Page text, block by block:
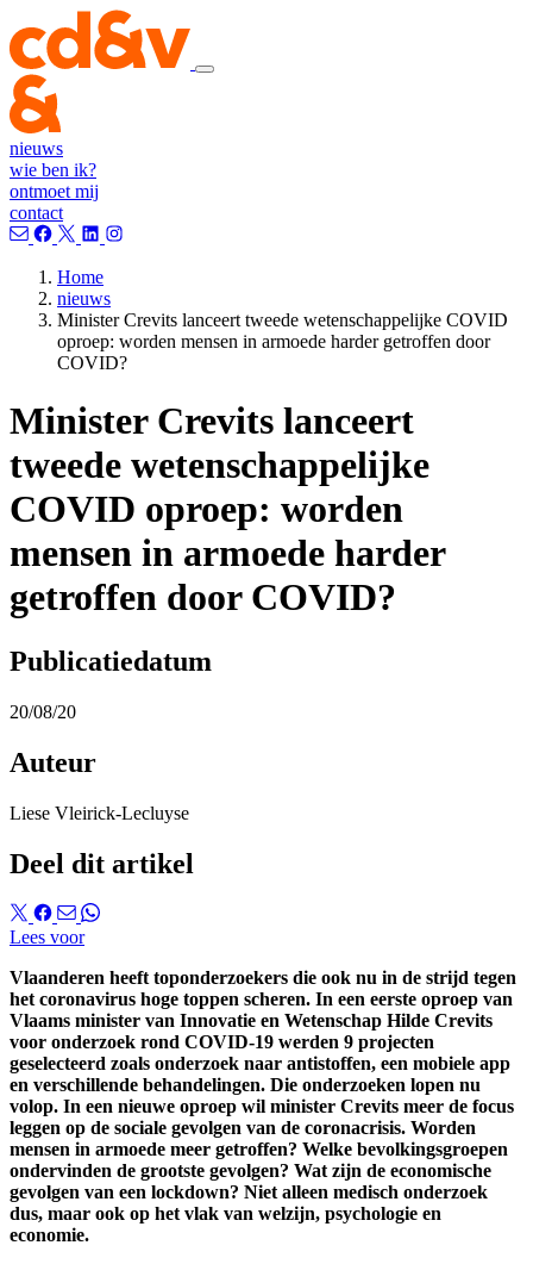
nieuws
wie ben ik?
ontmoet mij
contact
Home
nieuws
Minister Crevits lanceert tweede wetenschappelijke COVID
oproep: worden mensen in armoede harder getroffen door
COVID?
Minister Crevits lanceert
tweede wetenschappelijke
COVID oproep: worden
mensen in armoede harder
getroffen door COVID?
Publicatiedatum
20/08/20
Auteur
Liese Vleirick-Lecluyse
Deel dit artikel
Lees voor
Vlaanderen heeft toponderzoekers die ook nu in de strijd tegen
het coronavirus hoge toppen scheren. In een eerste oproep van
Vlaams minister van Innovatie en Wetenschap Hilde Crevits
voor onderzoek rond COVID-19 werden 9 projecten
geselecteerd zoals onderzoek naar antistoffen, een mobiele app
en verschillende behandelingen. Die onderzoeken lopen nu
volop. In een nieuwe oproep wil minister Crevits meer de focus
leggen op de sociale gevolgen van de coronacrisis. Worden
mensen in armoede meer getroffen? Welke bevolkingsgroepen
ondervinden de grootste gevolgen? Wat zijn de economische
gevolgen van een lockdown? Niet alleen medisch onderzoek
dus, maar ook op het vlak van welzijn, psychologie en
economie.